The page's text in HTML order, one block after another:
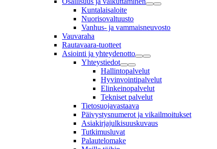
Kuntalaisaloite
Nuorisovaltuusto
Vanhus- ja vammaisneuvosto
Vauvaraha
Rautavaara-tuotteet
Asiointi ja yhteydenotto
Yhteystiedot
Hallintopalvelut
Hyvinvointipalvelut
Elinkeinopalvelut
Tekniset palvelut
Tietosuojavastaava
Päivystysnumerot ja vikailmoitukset
Asiakirjajulkisuuskuvaus
Tutkimusluvat
Palautelomake